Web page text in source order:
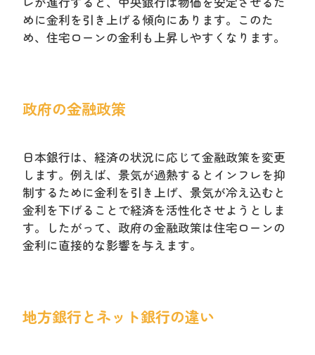
めに金利を引き上げる傾向にあります。このた
め、住宅ローンの金利も上昇しやすくなります。
政府の金融政策
日本銀行は、経済の状況に応じて金融政策を変更
します。例えば、景気が過熱するとインフレを抑
制するために金利を引き上げ、景気が冷え込むと
金利を下げることで経済を活性化させようとしま
す。したがって、政府の金融政策は住宅ローンの
金利に直接的な影響を与えます。
地方銀行とネット銀行の違い